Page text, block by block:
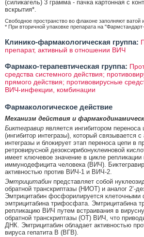
(силикагель) 3 грамма - пачка картонная с
вскрытия*.
Свободное пространство во флаконе заполняют ватой
* При вторичной упаковке препарата на
Клинико-фармакологическая группа:
препарат, активный в отношении ВИЧ
Фармако-терапевтическая группа:
средства системного действия;
прямого действия; противовирусные
ВИЧ-инфекции, комбинации
Фармакологическое действие
Механизм действия и
Биктегравир является ингибитором переноса
(ингибитор интегразы), который связывается
интегразы и блокирует этап переноса цепи в
ретровирусной дезоксирибонуклеиновой
имеет ключевое значение в цикле репликации
иммунодефицита человека (ВИЧ).
активностью против ВИЧ-1 и ВИЧ-2.
Эмтрицитабин представляет собой
обратной транскриптазы (НИОТ) и аналог 2’-
Эмтрицитабин фосфорилируется
эмтрицитабина трифосфата. Эмтрицитабина
репликацию ВИЧ путем встраивания в
обратной транскриптазы (ОТ) ВИЧ, что
ДНК. Эмтрицитабин обладает активностью
вируса гепатита В (ВГВ).